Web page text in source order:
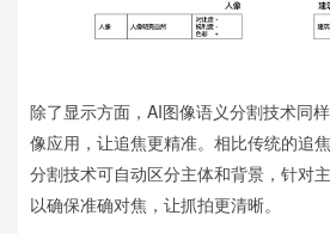
除了显示方面，AI图像语义分割技术同
像应用，让追焦更精准。相比传统的追
分割技术可自动区分主体和背景，针对
以确保准确对焦，让抓拍更清晰。